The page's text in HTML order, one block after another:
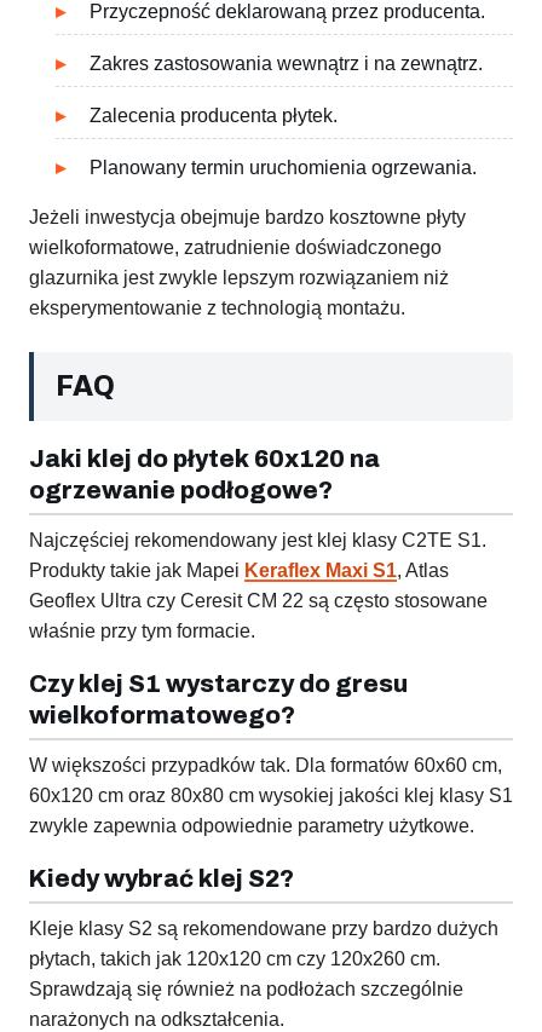
Przyczepność deklarowaną przez producenta.
Zakres zastosowania wewnątrz i na zewnątrz.
Zalecenia producenta płytek.
Planowany termin uruchomienia ogrzewania.
Jeżeli inwestycja obejmuje bardzo kosztowne płyty
wielkoformatowe, zatrudnienie doświadczonego
glazurnika jest zwykle lepszym rozwiązaniem niż
eksperymentowanie z technologią montażu.
FAQ
Jaki klej do płytek 60x120 na
ogrzewanie podłogowe?
Najczęściej rekomendowany jest klej klasy C2TE S1.
Produkty takie jak Mapei Keraflex Maxi S1, Atlas
Geoflex Ultra czy Ceresit CM 22 są często stosowane
właśnie przy tym formacie.
Czy klej S1 wystarczy do gresu
wielkoformatowego?
W większości przypadków tak. Dla formatów 60x60 cm,
60x120 cm oraz 80x80 cm wysokiej jakości klej klasy S1
zwykle zapewnia odpowiednie parametry użytkowe.
Kiedy wybrać klej S2?
Kleje klasy S2 są rekomendowane przy bardzo dużych
płytach, takich jak 120x120 cm czy 120x260 cm.
Sprawdzają się również na podłożach szczególnie
narażonych na odkształcenia.